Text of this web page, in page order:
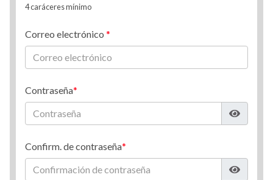
4 caráceres mínimo
Correo electrónico
Contraseña
Confirm. de contraseña